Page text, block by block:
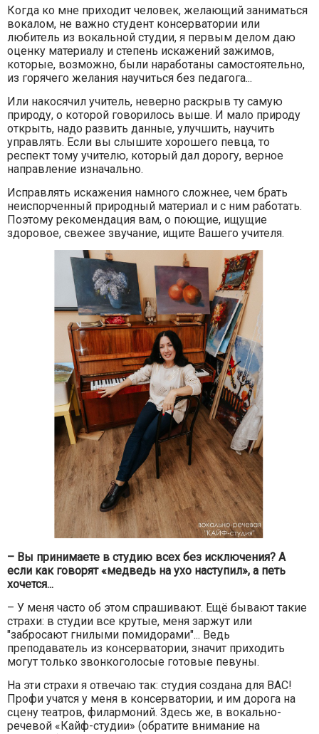
Когда ко мне приходит человек, желающий заниматься
вокалом, не важно студент консерватории или
любитель из вокальной студии, я первым делом даю
оценку материалу и степень искажений зажимов,
которые, возможно, были наработаны самостоятельно,
из горячего желания научиться без педагога...
Или накосячил учитель, неверно раскрыв ту самую
природу, о которой говорилось выше. И мало природу
открыть, надо развить данные, улучшить, научить
управлять. Если вы слышите хорошего певца, то
респект тому учителю, который дал дорогу, верное
направление изначально.
Исправлять искажения намного сложнее, чем брать
неиспорченный природный материал и с ним работать.
Поэтому рекомендация вам, о поющие, ищущие
здоровое, свежее звучание, ищите Вашего учителя.
– Вы принимаете в студию всех без исключения? А
если как говорят «медведь на ухо наступил», а петь
хочется...
– У меня часто об этом спрашивают. Ещё бывают такие
страхи: в студии все крутые, меня заржут или
"забросают гнилыми помидорами"... Ведь
преподаватель из консерватории, значит приходить
могут только звонкоголосые готовые певуны.
На эти страхи я отвечаю так: студия создана для ВАС!
Профи учатся у меня в консерватории, и им дорога на
сцену театров, филармоний. Здесь же, в вокально-
речевой «Кайф-студии» (обратите внимание на